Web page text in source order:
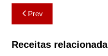
Navegação
de
artigos
Prev
Receitas